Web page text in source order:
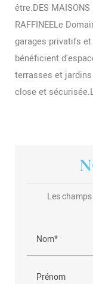
être.DES MAISONS
RAFFINEELe
garages privatifs
bénéficient
terrasses et
close et
Les
Nom*
Prénom